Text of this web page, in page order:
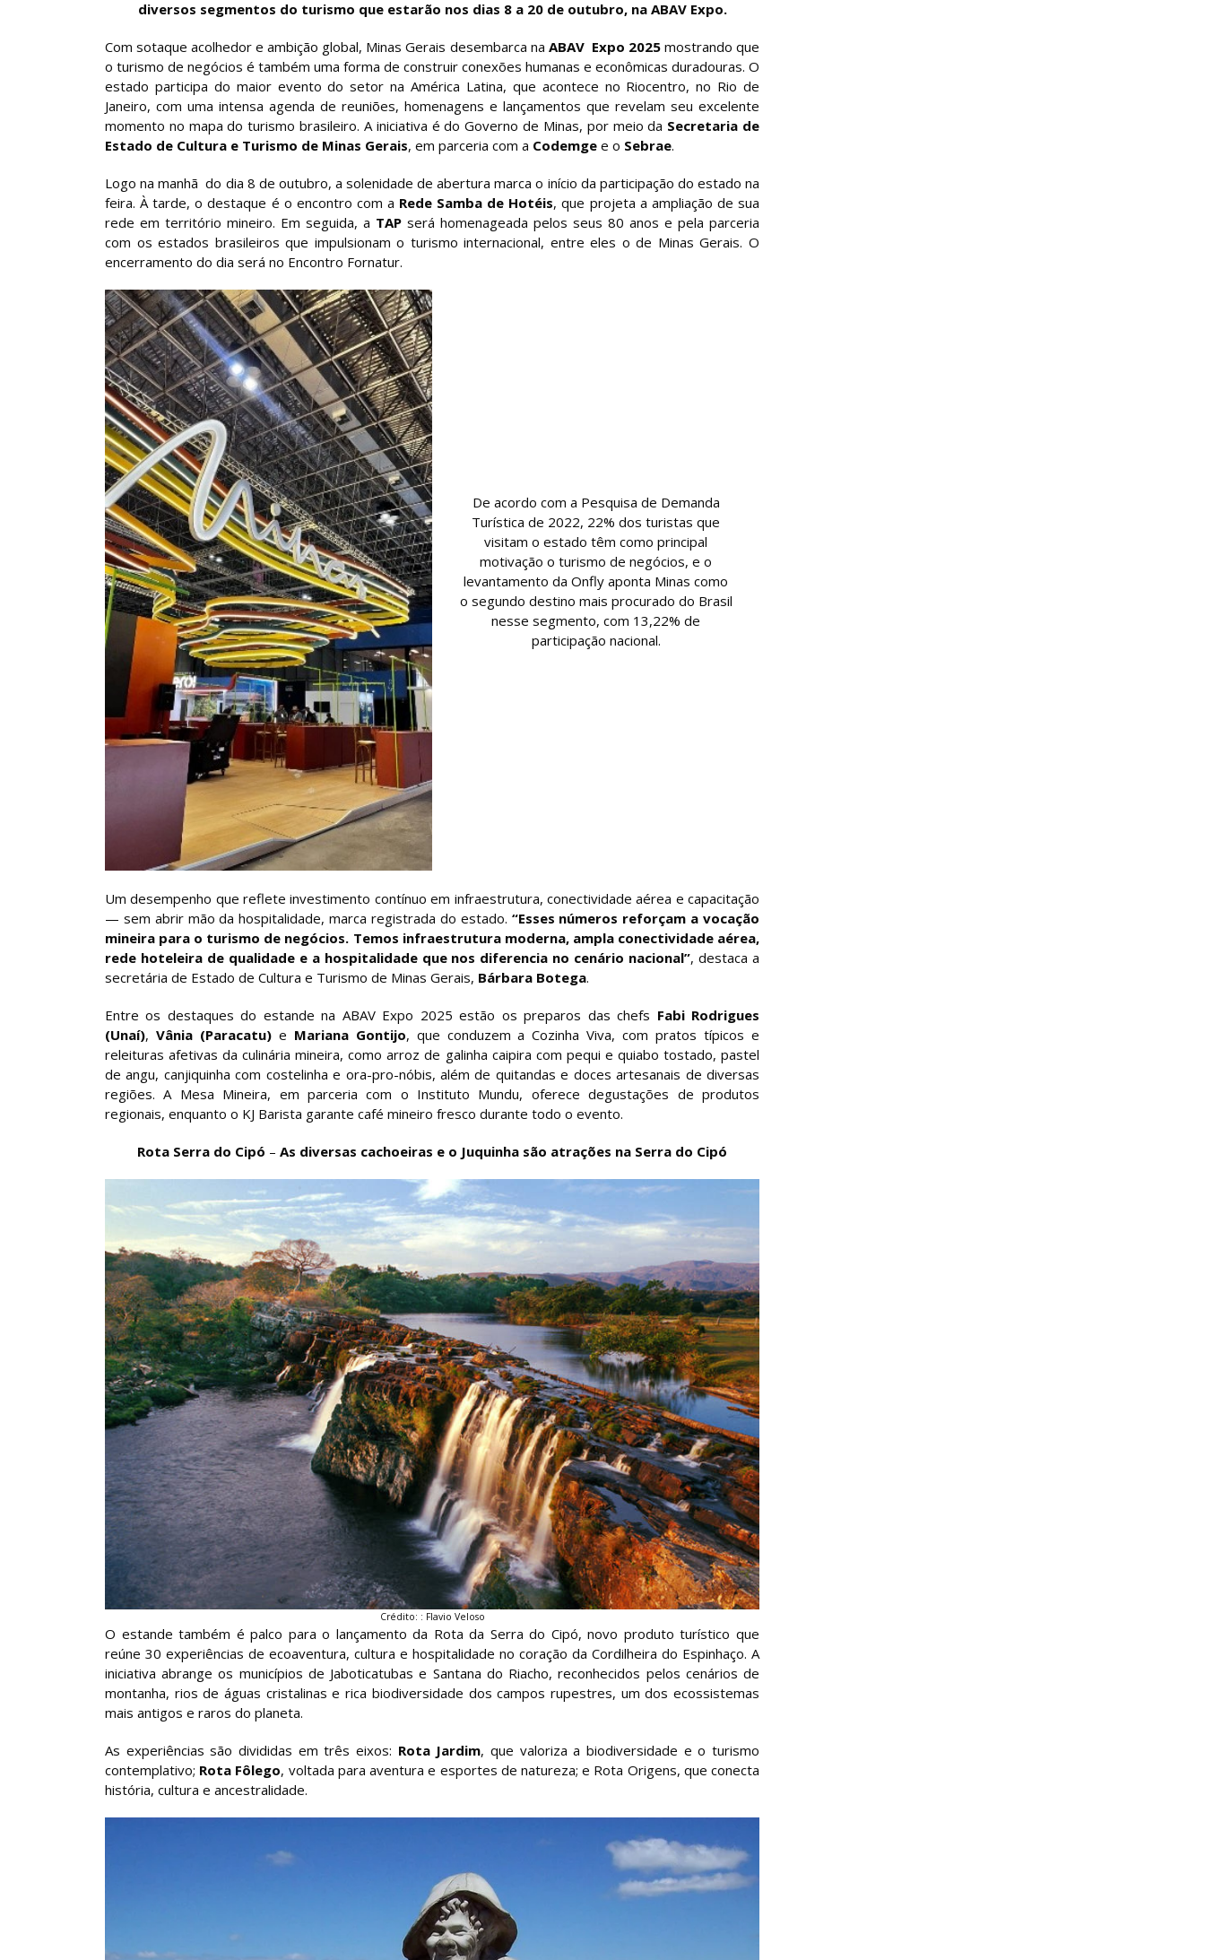
diversos segmentos do turismo que estarão nos dias 8 a 20 de outubro, na ABAV Expo.
Com sotaque acolhedor e ambição global, Minas Gerais desembarca na ABAV Expo 2025 mostrando que
o turismo de negócios é também uma forma de construir conexões humanas e econômicas duradouras. O
estado participa do maior evento do setor na América Latina, que acontece no Riocentro, no Rio de
Janeiro, com uma intensa agenda de reuniões, homenagens e lançamentos que revelam seu excelente
momento no mapa do turismo brasileiro. A iniciativa é do Governo de Minas, por meio da Secretaria de
Estado de Cultura e Turismo de Minas Gerais, em parceria com a Codemge e o Sebrae.
Logo na manhã do dia 8 de outubro, a solenidade de abertura marca o início da participação do estado na
feira. À tarde, o destaque é o encontro com a Rede Samba de Hotéis, que projeta a ampliação de sua
rede em território mineiro. Em seguida, a TAP será homenageada pelos seus 80 anos e pela parceria
com os estados brasileiros que impulsionam o turismo internacional, entre eles o de Minas Gerais. O
encerramento do dia será no Encontro Fornatur.
De acordo com a Pesquisa de Demanda
Turística de 2022, 22% dos turistas que
visitam o estado têm como principal
motivação o turismo de negócios, e o
levantamento da Onfly aponta Minas como
o segundo destino mais procurado do Brasil
nesse segmento, com 13,22% de
participação nacional.
Um desempenho que reflete investimento contínuo em infraestrutura, conectividade aérea e capacitação
— sem abrir mão da hospitalidade, marca registrada do estado. “Esses números reforçam a vocação
mineira para o turismo de negócios. Temos infraestrutura moderna, ampla conectividade aérea,
rede hoteleira de qualidade e a hospitalidade que nos diferencia no cenário nacional”, destaca a
secretária de Estado de Cultura e Turismo de Minas Gerais, Bárbara Botega.
Entre os destaques do estande na ABAV Expo 2025 estão os preparos das chefs Fabi Rodrigues
(Unaí), Vânia (Paracatu)e Mariana Gontijo, que conduzem a Cozinha Viva, com pratos típicos e
releituras afetivas da culinária mineira, como arroz de galinha caipira com pequi e quiabo tostado, pastel
de angu, canjiquinha com costelinha e ora-pro-nóbis, além de quitandas e doces artesanais de diversas
regiões. A Mesa Mineira, em parceria com o Instituto Mundu, oferece degustações de produtos
regionais, enquanto o KJ Barista garante café mineiro fresco durante todo o evento.
Rota Serra do Cipó – As diversas cachoeiras e o Juquinha são atrações na Serra do Cipó
Crédito: : Flavio Veloso
O estande também é palco para o lançamento da Rota da Serra do Cipó, novo produto turístico que
reúne 30 experiências de ecoaventura, cultura e hospitalidade no coração da Cordilheira do Espinhaço. A
iniciativa abrange os municípios de Jaboticatubas e Santana do Riacho, reconhecidos pelos cenários de
montanha, rios de águas cristalinas e rica biodiversidade dos campos rupestres, um dos ecossistemas
mais antigos e raros do planeta.
As experiências são divididas em três eixos: Rota Jardim, que valoriza a biodiversidade e o turismo
contemplativo; Rota Fôlego, voltada para aventura e esportes de natureza; e Rota Origens, que conecta
história, cultura e ancestralidade.